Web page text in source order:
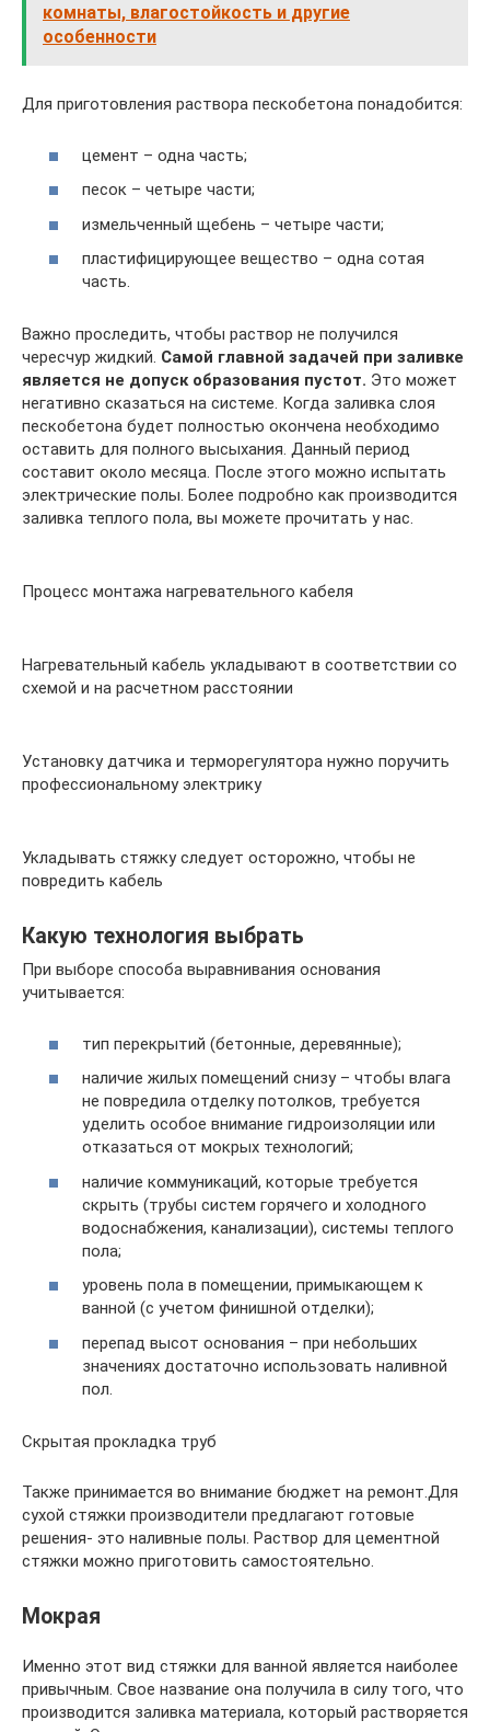
комнаты, влагостойкость и другие
особенности
Для приготовления раствора пескобетона понадобится:
цемент – одна часть;
песок – четыре части;
измельченный щебень – четыре части;
пластифицирующее вещество – одна сотая
часть.
Важно проследить, чтобы раствор не получился
чересчур жидкий. Самой главной задачей при заливке
является не допуск образования пустот. Это может
негативно сказаться на системе. Когда заливка слоя
пескобетона будет полностью окончена необходимо
оставить для полного высыхания. Данный период
составит около месяца. После этого можно испытать
электрические полы. Более подробно как производится
заливка теплого пола, вы можете прочитать у нас.
Процесс монтажа нагревательного кабеля
Нагревательный кабель укладывают в соответствии со
схемой и на расчетном расстоянии
Установку датчика и терморегулятора нужно поручить
профессиональному электрику
Укладывать стяжку следует осторожно, чтобы не
повредить кабель
Какую технология выбрать
При выборе способа выравнивания основания
учитывается:
тип перекрытий (бетонные, деревянные);
наличие жилых помещений снизу – чтобы влага
не повредила отделку потолков, требуется
уделить особое внимание гидроизоляции или
отказаться от мокрых технологий;
наличие коммуникаций, которые требуется
скрыть (трубы систем горячего и холодного
водоснабжения, канализации), системы теплого
пола;
уровень пола в помещении, примыкающем к
ванной (с учетом финишной отделки);
перепад высот основания – при небольших
значениях достаточно использовать наливной
пол.
Скрытая прокладка труб
Также принимается во внимание бюджет на ремонт.Для
сухой стяжки производители предлагают готовые
решения- это наливные полы. Раствор для цементной
стяжки можно приготовить самостоятельно.
Мокрая
Именно этот вид стяжки для ванной является наиболее
привычным. Свое название она получила в силу того, что
производится заливка материала, который растворяется